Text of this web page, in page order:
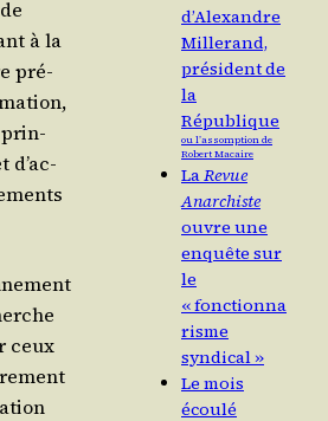
à la
pré­
prin­
d’ac­
ceux
d’Alexandre
Millerand,
président de
la
République
ou l’assomption de
Robert Macaire
LaRevue
Anarchiste
ouvre une
enquête sur
le
« fonctionna
risme
syndical »
Le mois
écoulé